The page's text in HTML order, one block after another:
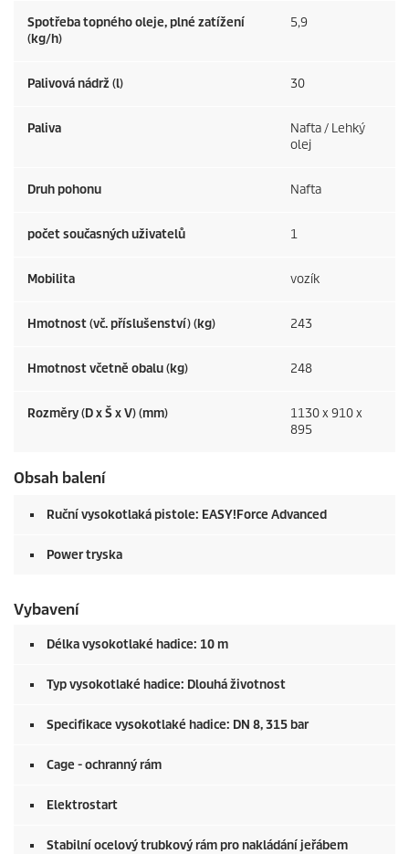
Spotřeba topného oleje, plné zatížení
(kg/h)
5,9
Palivová nádrž (l) 30
Paliva
Nafta / Lehký
olej
Druh pohonu Nafta
počet současných uživatelů 1
Mobilita vozík
Hmotnost (vč. příslušenství) (kg) 243
Hmotnost včetně obalu (kg) 248
Rozměry (D x Š x V) (mm)
1130 x 910 x
895
Obsah balení
Ruční vysokotlaká pistole: EASY!Force Advanced
Power tryska
Vybavení
Délka vysokotlaké hadice: 10 m
Typ vysokotlaké hadice: Dlouhá životnost
Specifikace vysokotlaké hadice: DN 8, 315 bar
Cage - ochranný rám
Elektrostart
Stabilní ocelový trubkový rám pro nakládání jeřábem